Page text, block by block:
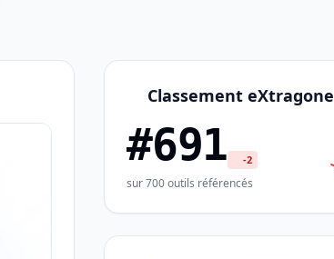
Classement eXtragone
#691 -2
sur 700 outils référencés